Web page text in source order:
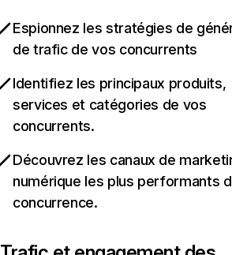
Espionnez les stratégies de
de trafic de vos concurrents
Identifiez les principaux produits,
services et catégories de vos
concurrents.
Découvrez les canaux de
numérique les plus performants
concurrence.